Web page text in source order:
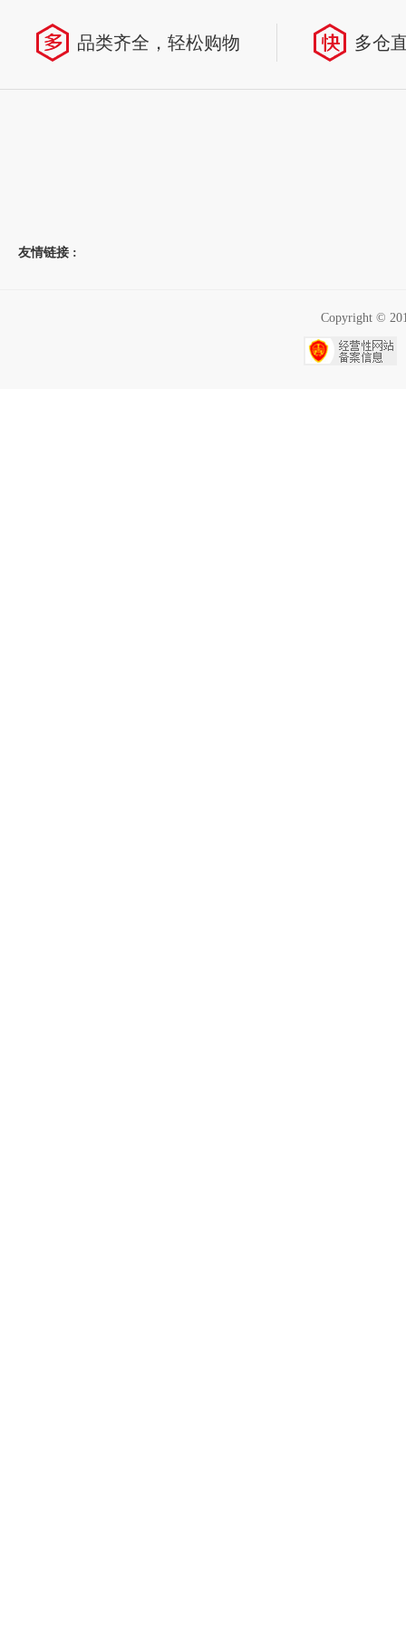
品类齐全，轻松购物 多仓
友情链接 :
Copyright ©